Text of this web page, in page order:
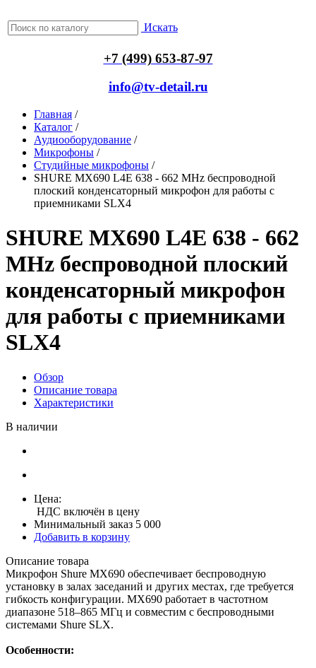
Искать
+7 (499) 653-87-97
info@tv-detail.ru
Главная /
Каталог /
Аудиооборудование /
Микрофоны /
Студийные микрофоны /
SHURE MX690 L4E 638 - 662 MHz беспроводной
плоский конденсаторный микрофон для работы с
приемниками SLX4
SHURE MX690 L4E 638 - 662
MHz беспроводной плоский
конденсаторный микрофон
для работы с приемниками
SLX4
Обзор
Описание товара
Характеристики
В наличии
Цена:
НДС включён в цену
Минимальный заказ 5 000
Добавить в корзину
Описание товара
Микрофон Shure MX690 обеспечивает беспроводную
установку в залах заседаний и других местах, где требуется
гибкость конфигурации. MX690 работает в частотном
диапазоне 518–865 МГц и совместим с беспроводными
системами Shure SLX.
Особенности: